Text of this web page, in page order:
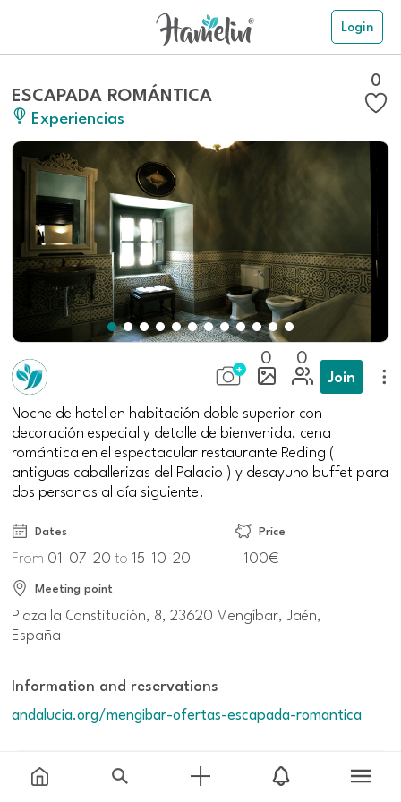
Login
ESCAPADA ROMÁNTICA
Experiencias
0
0 0
Join
Noche de hotel en habitación doble superior con
decoración especial y detalle de bienvenida, cena
romántica en el espectacular restaurante Reding (
antiguas caballerizas del Palacio ) y desayuno buffet para
dos personas al día siguiente.
Dates
From 01-07-20to 15-10-20
Price
100€
Meeting point
Plaza la Constitución, 8, 23620 Mengíbar, Jaén,
España
Information and reservations
andalucia.org/mengibar-ofertas-escapada-romantica
Additional information